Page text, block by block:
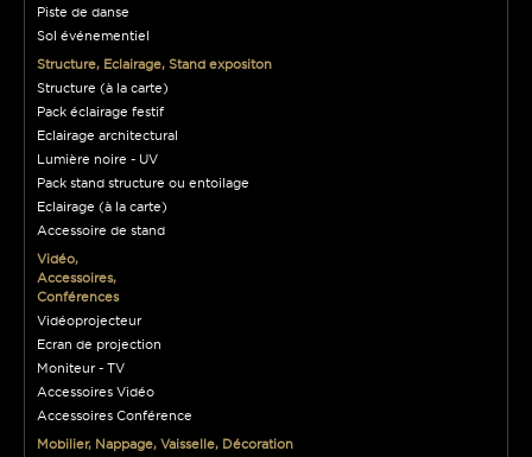
Piste de danse
Sol événementiel
Structure, Eclairage, Stand expositon
Structure (à la carte)
Pack éclairage festif
Eclairage architectural
Lumière noire - UV
Pack stand structure ou entoilage
Eclairage (à la carte)
Accessoire de stand
Vidéo,
Accessoires,
Conférences
Vidéoprojecteur
Ecran de projection
Moniteur - TV
Accessoires Vidéo
Accessoires Conférence
Mobilier, Nappage, Vaisselle, Décoration